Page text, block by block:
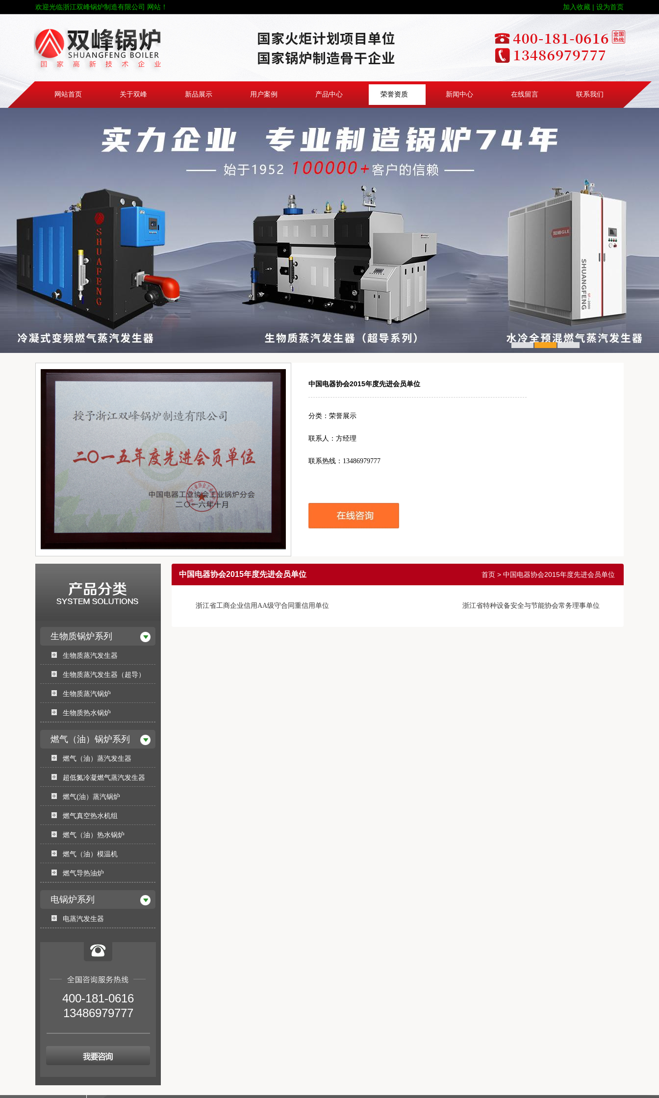
欢迎光临浙江双峰锅炉制造有限公司 网站！ 加入收藏 | 设为首页
网站首页 关于双峰 新品展示 用户案例 产品中心 荣誉资质 新闻中心 在线留言 联系我们
中国电器协会2015年度先进会员单位
分类：荣誉展示
联系人：方经理
联系热线：13486979777
生物质锅炉系列
生物质蒸汽发生器
生物质蒸汽发生器（超导）
生物质蒸汽锅炉
生物质热水锅炉
燃气（油）锅炉系列
燃气（油）蒸汽发生器
超低氮冷凝燃气蒸汽发生器
燃气(油）蒸汽锅炉
燃气真空热水机组
燃气（油）热水锅炉
燃气（油）模温机
燃气导热油炉
电锅炉系列
电蒸汽发生器
400-181-0616
13486979777
中国电器协会2015年度先进会员单位 首页 > 中国电器协会2015年度先进会员单位
浙江省工商企业信用AA级守合同重信用单位 浙江省特种设备安全与节能协会常务理事单位